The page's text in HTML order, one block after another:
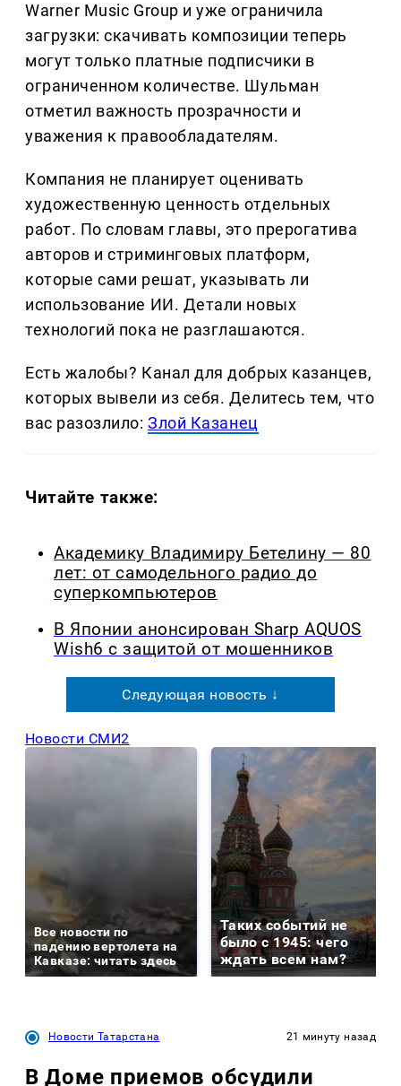
Warner Music Group и уже ограничила
загрузки: скачивать композиции теперь
могут только платные подписчики в
ограниченном количестве. Шульман
отметил важность прозрачности и
уважения к правообладателям.
Компания не планирует оценивать
художественную ценность отдельных
работ. По словам главы, это прерогатива
авторов и стриминговых платформ,
которые сами решат, указывать ли
использование ИИ. Детали новых
технологий пока не разглашаются.
Есть жалобы? Канал для добрых казанцев,
которых вывели из себя. Делитеcь тем, что
вас разозлило:Злой Казанец
Читайте также:
Академику Владимиру Бетелину — 80
лет: от самодельного радио до
суперкомпьютеров
В Японии анонсирован Sharp AQUOS
Wish6 с защитой от мошенников
Следующая новость ↓
Новости СМИ2
Все новости по
падению вертолета на
Кавказе: читать здесь
Таких событий не
было с 1945: чего
ждать всем нам?
Новости Татарстана 21 минуту назад
В Доме приемов обсудили